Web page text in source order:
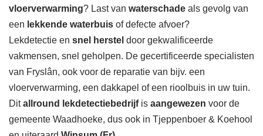
vloerverwarming? Last van waterschade als gevolg van
een lekkende waterbuis of defecte afvoer?
Lekdetectie en snel herstel door gekwalificeerde
vakmensen, snel geholpen. De gecertificeerde specialisten
van Fryslân, ook voor de reparatie van bijv. een
vloerverwarming, een dakkapel of een rioolbuis in uw tuin.
Ditallround lekdetectiebedrijfis aangewezen voor de
gemeente Waadhoeke, dus ook in Tjeppenboer & Koehool